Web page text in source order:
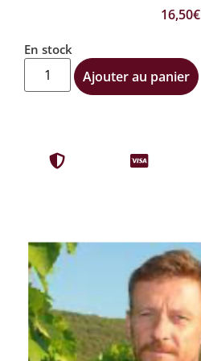
16,50€
En stock
Ajouter au panier